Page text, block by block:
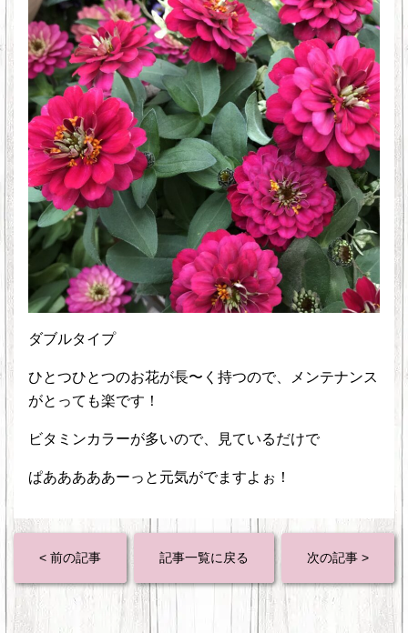
ダブルタイプ
ひとつひとつのお花が長〜く持つので、メンテナンス
がとっても楽です！
ビタミンカラーが多いので、見ているだけで
ぱあああああーっと元気がでますよぉ！
< 前の記事 記事一覧に戻る 次の記事 >